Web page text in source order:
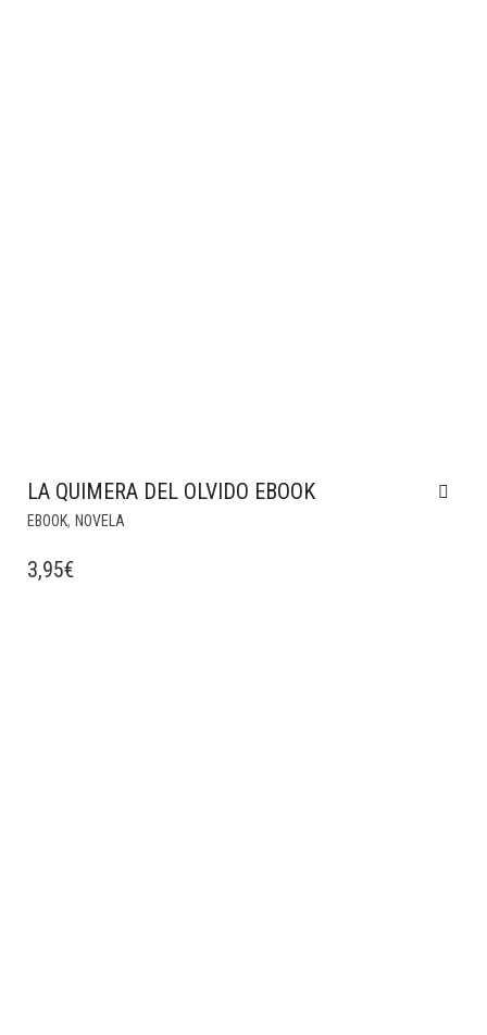
LA QUIMERA DEL OLVIDO EBOOK
EBOOK, NOVELA
3,95€